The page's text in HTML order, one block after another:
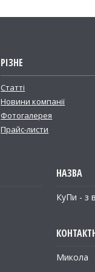
РІЗНЕ
Статті
Новини компанії
Фотогалерея
Прайс-листи
КуПи - з
Микола